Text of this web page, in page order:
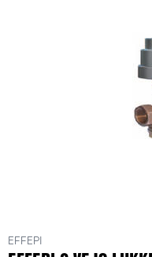
EFFEPI